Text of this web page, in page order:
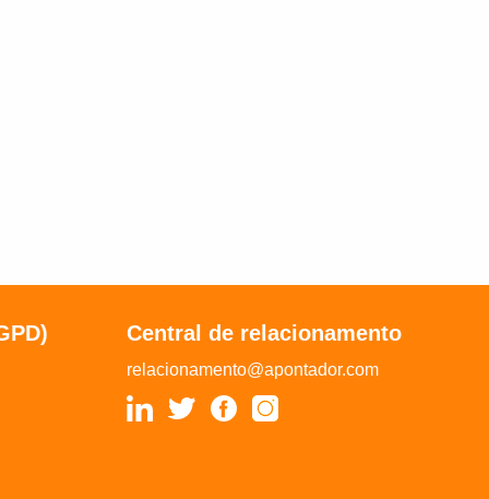
Central de relacionamento
relacionamento@apontador.com